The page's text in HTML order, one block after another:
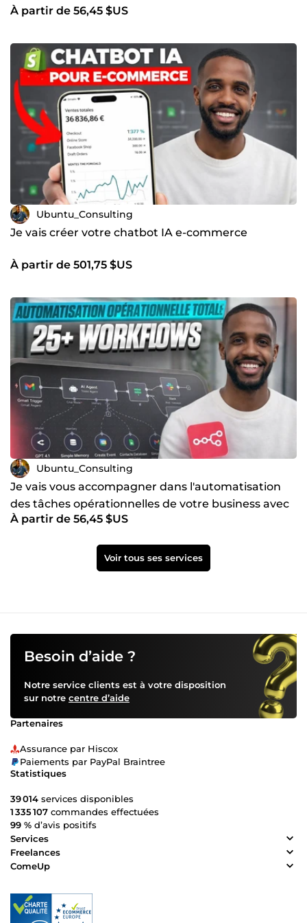
À partir de 56,45 $US
Ubuntu_Consulting
Je vais créer votre chatbot IA e-commerce
À partir de 501,75 $US
Ubuntu_Consulting
Je vais vous accompagner dans l'automatisation
des tâches opérationnelles de votre business avec
l'IA
À partir de 56,45 $US
Voir tous ses services
Besoin d’aide ?
Notre service clients est à votre disposition
sur notre centre d’aide
Partenaires
Assurance par Hiscox
Paiements par PayPal Braintree
Statistiques
39 014 services disponibles
1 335 107 commandes effectuées
99 % d’avis positifs
Services
Freelances
ComeUp